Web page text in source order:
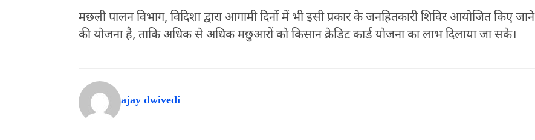
मछली पालन विभाग, विदिशा द्वारा आगामी दिनों में भी इसी प्रकार के जनहितकारी शिविर आयोजित किए जाने
की योजना है, ताकि अधिक से अधिक मछुआरों को किसान क्रेडिट कार्ड योजना का लाभ दिलाया जा सके।
ajay dwivedi